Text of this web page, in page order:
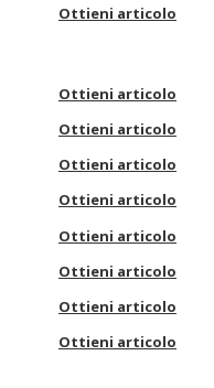
Ottieni articolo
Ottieni articolo
Ottieni articolo
Ottieni articolo
Ottieni articolo
Ottieni articolo
Ottieni articolo
Ottieni articolo
Ottieni articolo